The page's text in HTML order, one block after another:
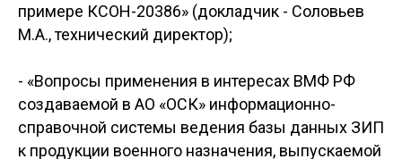
примере КСОН-20386» (докладчик - Соловьев
М.А., технический директор);
- «Вопросы применения в интересах ВМФ РФ
создаваемой в АО «ОСК» информационно-
справочной системы ведения базы данных ЗИП
к продукции военного назначения, выпускаемой